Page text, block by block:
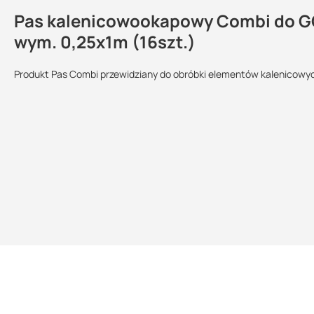
Pas kalenicowookapowy Combi do
wym. 0,25x1m (16szt.)
Produkt Pas Combi przewidziany do obróbki elementów
Kontakt